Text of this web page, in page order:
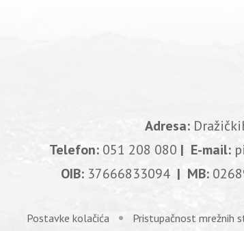
Adresa:
Telefon: 051 208 080 | E-mail:
OIB: 37666833094| MB:
Postavke kolačića Pristupačnost mrežnih